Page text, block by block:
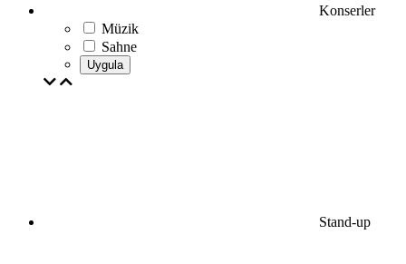
Konserler
Müzik
Sahne
Uygula
Stand-up